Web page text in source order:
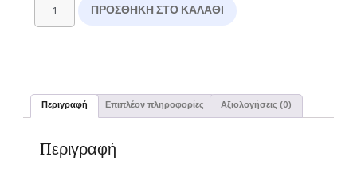
ΠΡΟΣΘΉΚΗ ΣΤΟ ΚΑΛΆΘΙ
Περιγραφή Επιπλέον πληροφορίες Αξιολογήσεις (0)
Περιγραφή